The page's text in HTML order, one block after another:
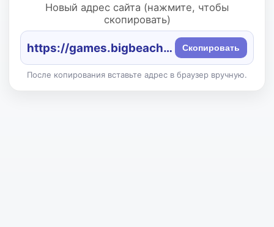
Новый адрес сайта (нажмите, чтобы
скопировать)
https://games.bigbeach.ru/ Скопировать
После копирования вставьте адрес в браузер вручную.